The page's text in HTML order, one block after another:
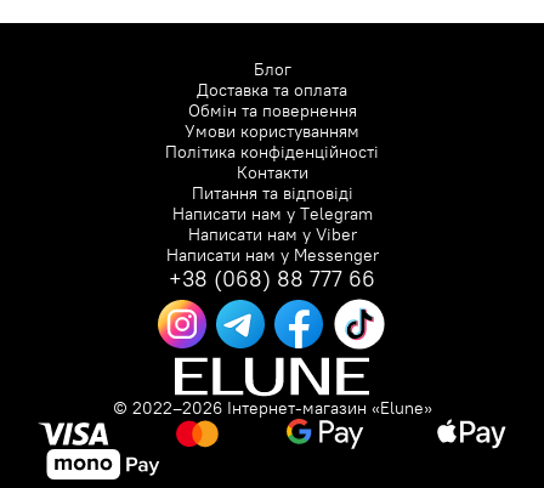
© 2022–2026 Інтернет-магазин «Elune»
Блог
Доставка та оплата
Обмін та повернення
Умови користуванням
Політика конфіденційності
Контакти
Питання та відповіді
Написати нам уTelegram
Написати нам уViber
Написати нам уMessenger
+38 (068) 88 777 66